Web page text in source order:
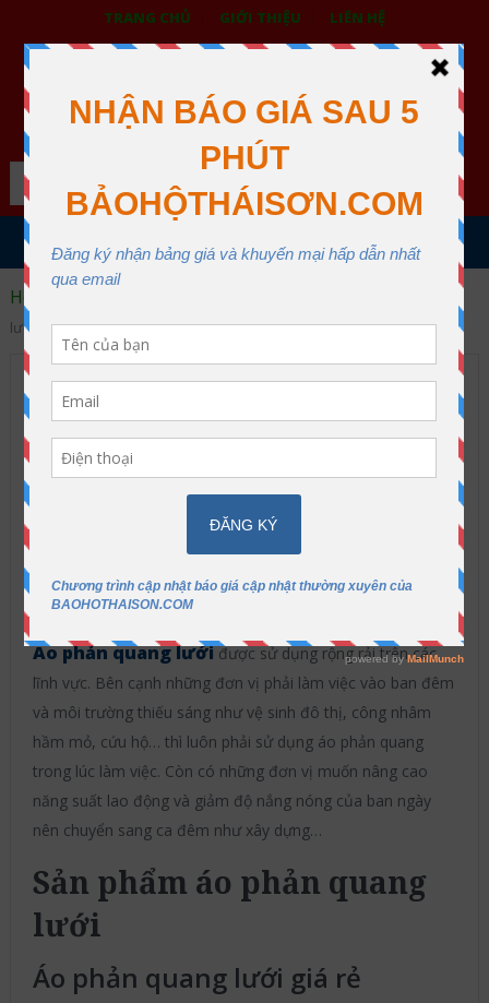
TRANG CHỦ GIỚI THIỆU LIÊN HỆ
BẢO HỘ LAO ĐỘNG THÁI SƠN
XƯỞNG MAY THÁI SƠN QUẬN 12
Search
MENU
Home
lưới giá rẻ
Đặt may áo phản quang lưới
giá rẻ
2016-09-26
Không có bình luận
Nội dung[ẩn]
Áo phản quang lưới được sử dụng rộng rải trên các
lĩnh vực. Bên cạnh những đơn vị phải làm việc vào ban đêm
và môi trường thiếu sáng như vệ sinh đô thị, công nhâm
hầm mỏ, cứu hộ… thì luôn phải sử dụng áo phản quang
trong lúc làm việc. Còn có những đơn vị muốn nâng cao
năng suất lao động và giảm độ nắng nóng của ban ngày
nên chuyển sang ca đêm như xây dựng…
Sản phẩm áo phản quang
lưới
Áo phản quang lưới giá rẻ